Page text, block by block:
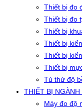
Thiết bị đo
Thiết bị đo
Thiết bị
Thiết bị
Thiết bị
Thiết bị
Tủ thử độ
THIẾT BỊ
Máy đo độ